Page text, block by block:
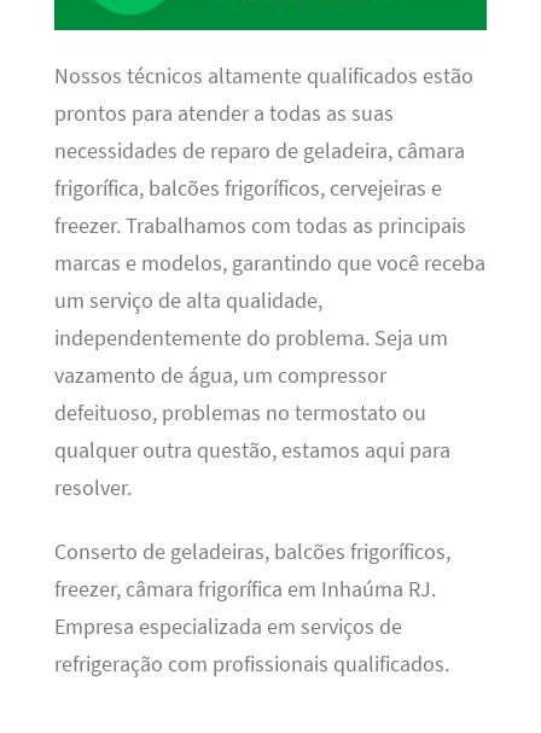
Nossos técnicos altamente qualificados estão
prontos para atender a todas as suas
necessidades de reparo de geladeira, câmara
frigorífica, balcões frigoríficos, cervejeiras e
freezer. Trabalhamos com todas as principais
marcas e modelos, garantindo que você receba
um serviço de alta qualidade,
independentemente do problema. Seja um
vazamento de água, um compressor
defeituoso, problemas no termostato ou
qualquer outra questão, estamos aqui para
resolver.
Conserto de geladeiras, balcões frigoríficos,
freezer, câmara frigorífica em Inhaúma RJ.
Empresa especializada em serviços de
refrigeração com profissionais qualificados.